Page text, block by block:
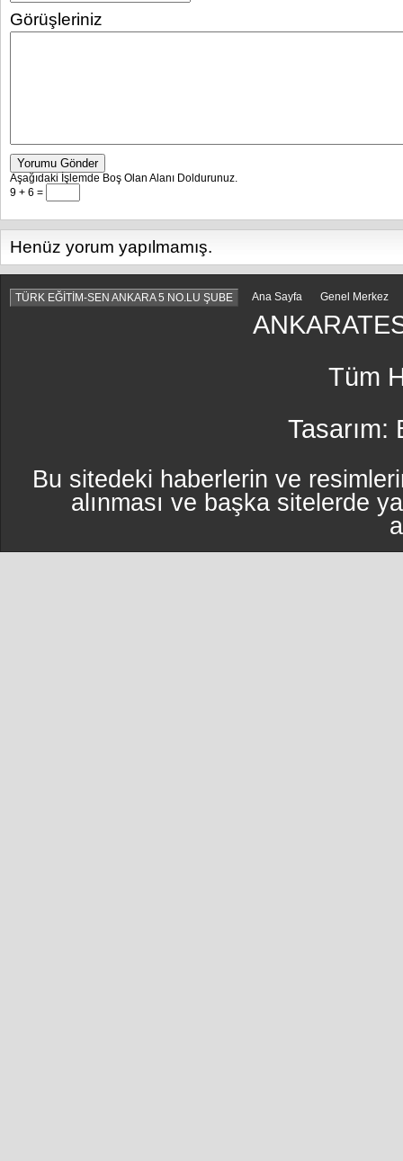
Görüşleriniz
Yorumu Gönder
Aşağıdaki İşlemde Boş Olan Alanı Doldurunuz.
9 + 6 =
Henüz yorum yapılmamış.
TÜRK EĞİTİM-SEN ANKARA 5 NO.LU ŞUBE Ana Sayfa Genel Merkez
Tüm
Tasarım:
Bu sitedeki haberlerin ve
alınması ve başka sitelerde